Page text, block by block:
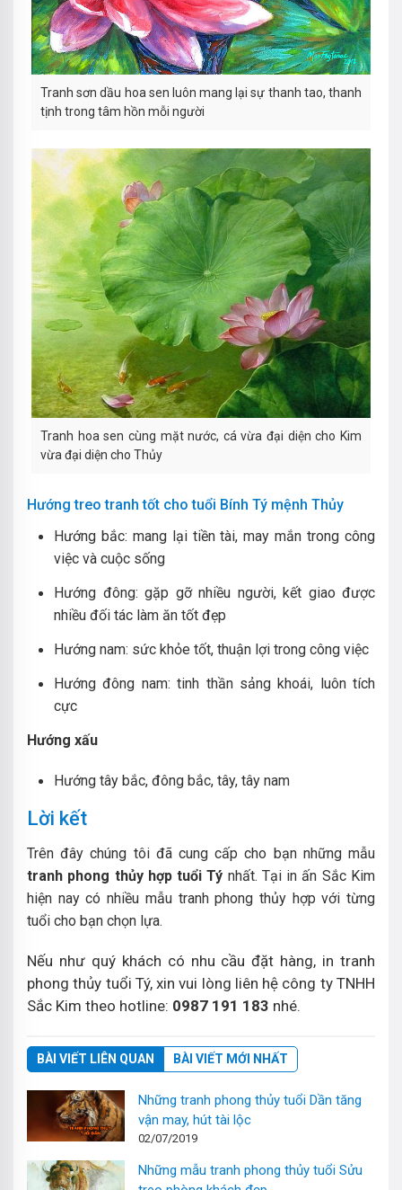
Tranh sơn dầu hoa sen luôn mang lại sự thanh tao, thanh
tịnh trong tâm hồn mỗi người
Tranh hoa sen cùng mặt nước, cá vừa đại diện cho Kim
vừa đại diện cho Thủy
Hướng treo tranh tốt cho tuổi Bính Tý mệnh Thủy
Hướng bắc: mang lại tiền tài, may mắn trong công
việc và cuộc sống
Hướng đông: gặp gỡ nhiều người, kết giao được
nhiều đối tác làm ăn tốt đẹp
Hướng nam: sức khỏe tốt, thuận lợi trong công việc
Hướng đông nam: tinh thần sảng khoái, luôn tích
cực
Hướng xấu
Hướng tây bắc, đông bắc, tây, tây nam
Lời kết
Trên đây chúng tôi đã cung cấp cho bạn những mẫu
tranh phong thủy hợp tuổi Tý nhất. Tại in ấn Sắc Kim
hiện nay có nhiều mẫu tranh phong thủy hợp với từng
tuổi cho bạn chọn lựa.
Nếu như quý khách có nhu cầu đặt hàng, in tranh
phong thủy tuổi Tý, xin vui lòng liên hệ công ty TNHH
Sắc Kim theo hotline: 0987 191 183 nhé.
BÀI VIẾT LIÊN QUAN BÀI VIẾT MỚI NHẤT
Những tranh phong thủy tuổi Dần tăng
vận may, hút tài lộc
02/07/2019
Những mẫu tranh phong thủy tuổi Sửu